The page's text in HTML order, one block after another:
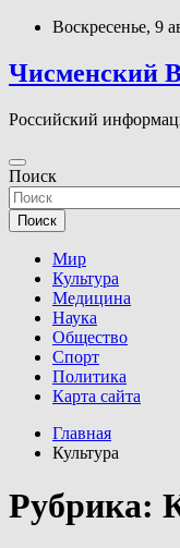
Перейти
содержимому
Воскресенье, 9
Чисменский
Российский
Поиск
Поиск
Мир
Культура
Медицина
Наука
Общество
Спорт
Политика
Карта сайта
Главная
Культура
Рубрика: